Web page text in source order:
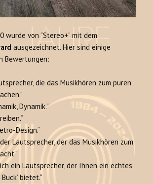
wurde von “Stereo+” mit dem
ausgezeichnet. Hier sind einige
Bewertungen:
die das Musikhören zum puren
Dynamik.“
Design.“
Lautsprecher, der das Musikhören zum
ein Lautsprecher, der Ihnen ein echtes
bietet.“